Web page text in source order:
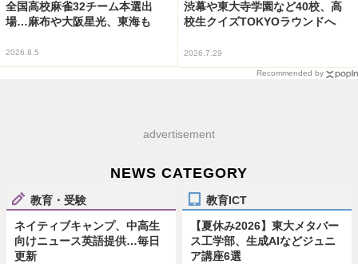
全国高校麻雀32チーム本選出
場…麻布や大阪星光、東海も
2026.8.5
渋幕や東大寺学園など40校、高
校生クイズTOKYOラウンドへ
2026.7.29
Recommended by
advertisement
NEWS CATEGORY
教育・受験
ネイティブキャンプ、中高生
向けニュース英語提供…毎日
更新
教育ICT
【夏休み2026】東大メタバー
ス工学部、生成AIなどジュニ
ア講座6選